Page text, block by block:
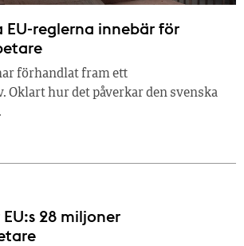
EU-reglerna innebär för
förhandlat fram ett
hur det påverkar den svenska
28 miljoner